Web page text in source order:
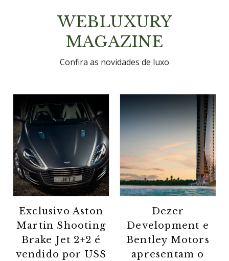
WEBLUXURY
MAGAZINE
Confira as novidades de luxo
Exclusivo Aston
Martin Shooting
Brake Jet 2+2 é
vendido por US$
Dezer
Development e
Bentley Motors
apresentam o